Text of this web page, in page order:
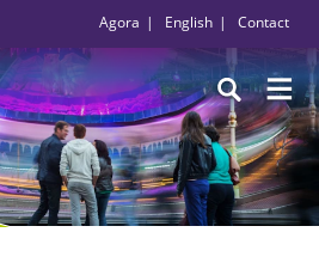
Agora English Contact